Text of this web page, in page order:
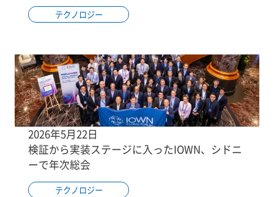
テクノロジー
2026年5月22日
検証から実装ステージに入ったIOWN、シドニ
ーで年次総会
テクノロジー